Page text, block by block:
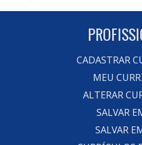
CADASTRAR
MEU
ALTERAR
SALVAR
SALVAR